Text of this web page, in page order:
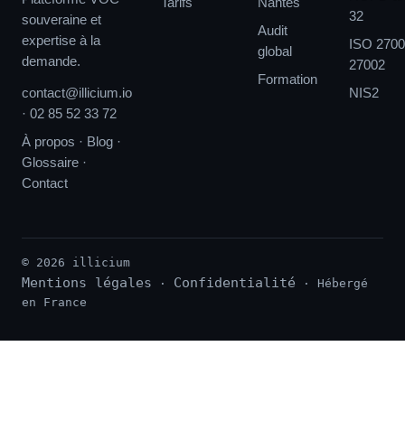
souveraine et
expertise à la
demande.
contact@illicium.io
· 02 85 52 33 72
À propos · Blog ·
Glossaire ·
Contact
Audit
global
Formation
32
ISO
27002
NIS2
© 2026 illicium
Mentions légales · Confidentialité · Hébergé
en France